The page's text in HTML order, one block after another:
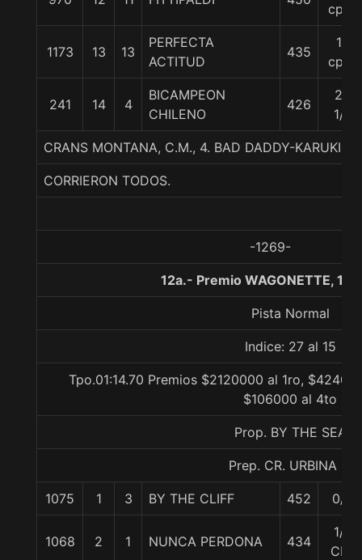
cpos
1173 13 13
PERFECTA
ACTITUD
435
19
cpos
241 14 4
BICAMPEON
CHILENO
426
28
1/2
CRANS MONTANA, C.M., 4. BAD DADDY-
CORRIERON TODOS.
-1269-
12a.- Premio WAGONETTE,
Pista Normal
Indice: 27 al 15
Tpo.01:14.70 Premios $2120000 al 1ro,
$106000 al 4to
Prop. BY THE SEA
Prep. CR. URBINA R.
1075 1 3 BY THE CLIFF 452 0/0
1068 2 1 NUNCA PERDONA 434
1/2
Cbz